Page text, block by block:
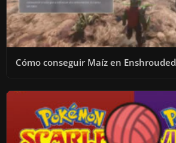
Cómo conseguir Maíz en Enshrouded